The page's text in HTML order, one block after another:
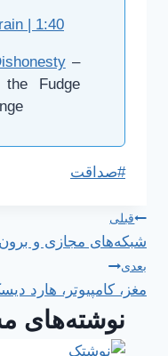
| 1:40
–
Fudge
برچسب‌های
#صداقت
راهبری
نوشته
قبلی
شبکه‌های مجازی و
بعدی
مغز، کامپیوتر، هارد
نوشته‌های